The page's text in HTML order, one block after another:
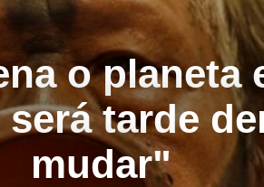
o planeta
tarde
mudar"